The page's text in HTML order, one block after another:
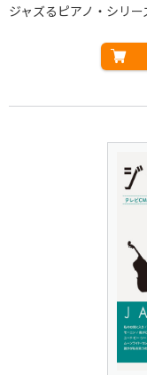
ジャズるピアノ・シリ